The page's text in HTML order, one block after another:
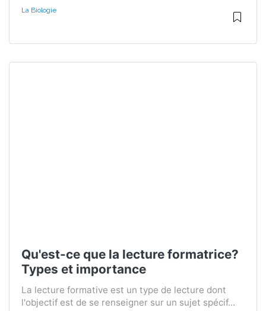
La Biologie
Qu'est-ce que la lecture formatrice?
Types et importance
La lecture formative est un type de lecture dont
l'objectif est de se renseigner sur un sujet spécif...